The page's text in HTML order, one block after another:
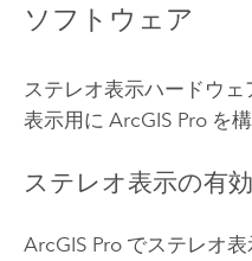
ソフトウェア
ステレオ表示ハードウ
表示用に ArcGIS Proを構
ステレオ表示の有
ArcGIS Proでステレオ表